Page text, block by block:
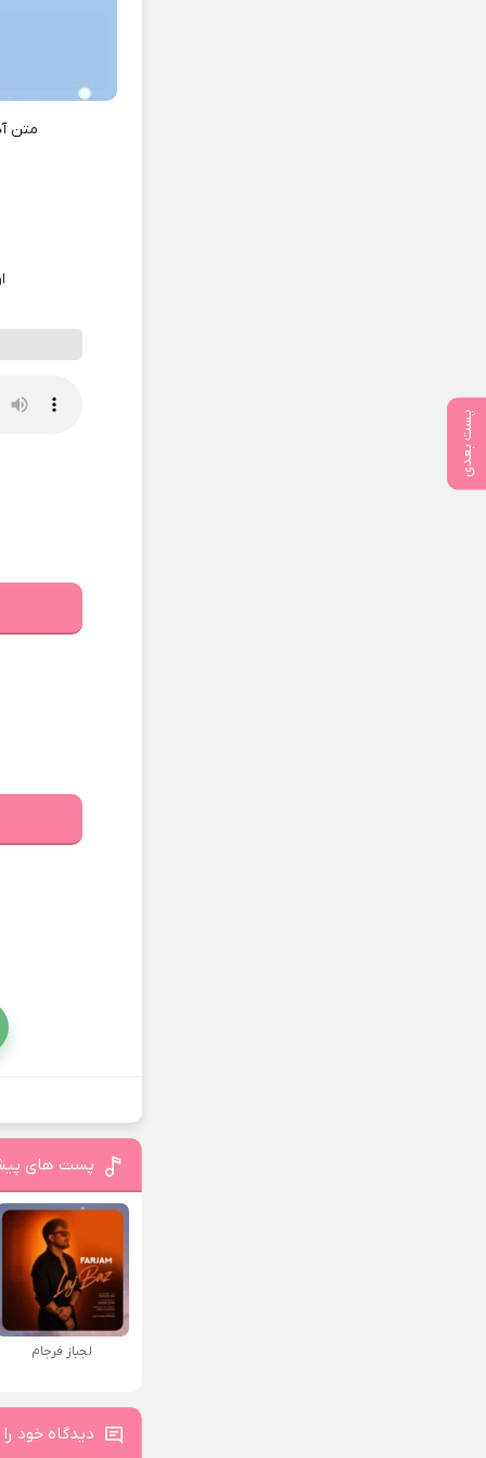
پست بعدی
متن
پست های
لجباز فرجام
دیدگاه خود